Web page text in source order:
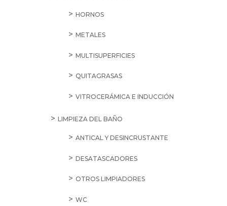
HORNOS
METALES
MULTISUPERFICIES
QUITAGRASAS
VITROCERÁMICA E INDUCCIÓN
LIMPIEZA DEL BAÑO
ANTICAL Y DESINCRUSTANTE
DESATASCADORES
OTROS LIMPIADORES
WC